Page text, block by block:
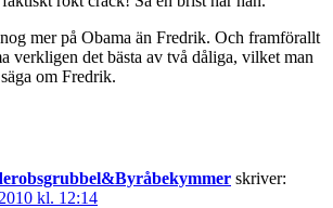
mer på Obama än Fredrik. Och framförallt
verkligen det bästa av två dåliga, vilket man
om Fredrik.
skriver:
kl. 12:14